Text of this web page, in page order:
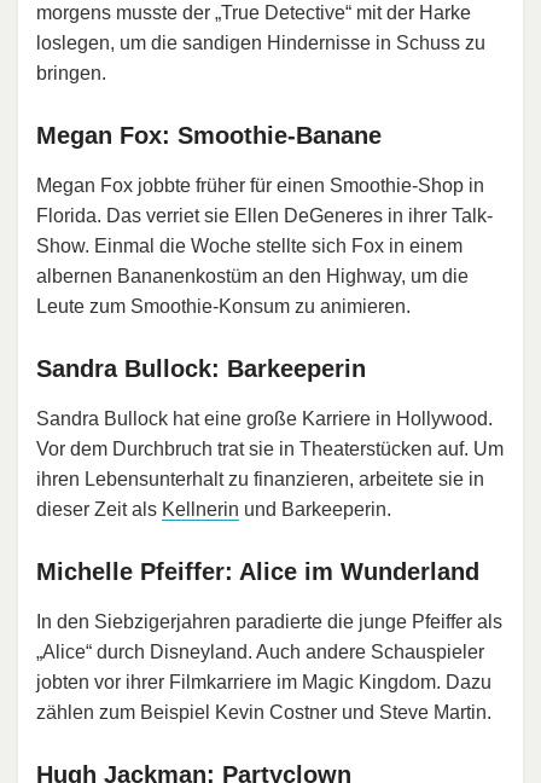
morgens musste der „True Detective“ mit der Harke
loslegen, um die sandigen Hindernisse in Schuss zu
bringen.
Megan Fox: Smoothie-Banane
Megan Fox jobbte früher für einen Smoothie-Shop in
Florida. Das verriet sie Ellen DeGeneres in ihrer Talk-
Show. Einmal die Woche stellte sich Fox in einem
albernen Bananenkostüm an den Highway, um die
Leute zum Smoothie-Konsum zu animieren.
Sandra Bullock: Barkeeperin
Sandra Bullock hat eine große Karriere in Hollywood.
Vor dem Durchbruch trat sie in Theaterstücken auf. Um
ihren Lebensunterhalt zu finanzieren, arbeitete sie in
dieser Zeit als Kellnerin und Barkeeperin.
Michelle Pfeiffer: Alice im Wunderland
In den Siebzigerjahren paradierte die junge Pfeiffer als
„Alice“ durch Disneyland. Auch andere Schauspieler
jobten vor ihrer Filmkarriere im Magic Kingdom. Dazu
zählen zum Beispiel Kevin Costner und Steve Martin.
Hugh Jackman: Partyclown